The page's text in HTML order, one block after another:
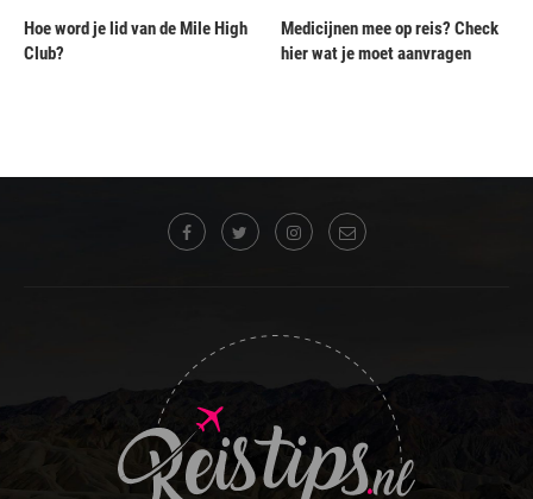
Hoe word je lid van de Mile High
Club?
Medicijnen mee op reis? Check
hier wat je moet aanvragen